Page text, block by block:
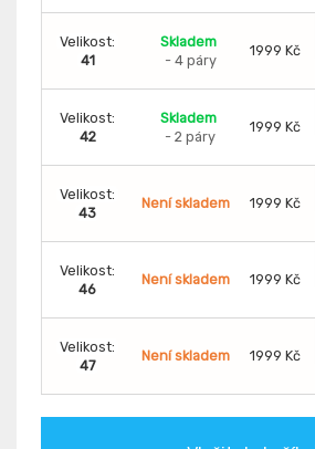
Velikost:
41
Skladem
- 4 páry
1999 Kč
Velikost:
42
Skladem
- 2 páry
1999 Kč
Velikost:
43
Není skladem 1999 Kč
Velikost:
46
Není skladem 1999 Kč
Velikost:
47
Není skladem 1999 Kč